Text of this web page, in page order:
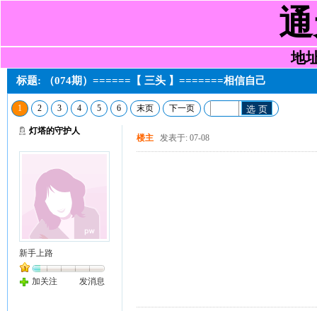
地
标题: （074期）======【 三头 】=======相信自己
1 2 3 4 5 6 末页 下一页 选 页
灯塔的守护人
新手上路
加关注 发消息
楼主 发表于: 07-08